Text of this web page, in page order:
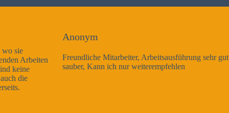
Freundliche Mitarbeiter, Arbeitsausführung sehr gut und sehr
sauber, Kann ich nur weiterempfehlen